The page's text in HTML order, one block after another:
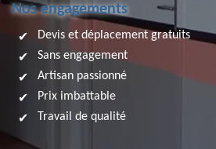
Nos engagements
Devis et déplacement gratuits
Sans engagement
Artisan passionné
Prix imbattable
Travail de qualité